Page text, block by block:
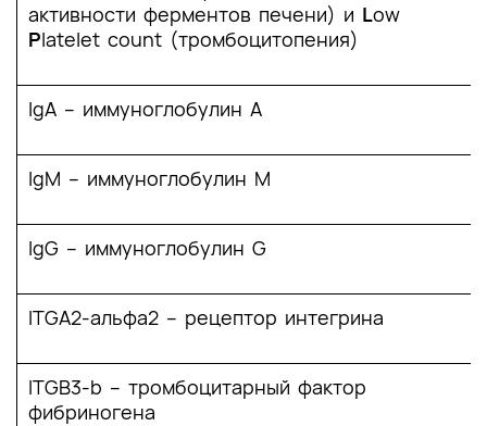
активности ферментов печени) и Lоw
Plаtelet соunt (тромбоцитопения)
IgA – иммуноглобулин A
IgM – иммуноглобулин М
IgG – иммуноглобулин G
ITGA2-альфа2 – рецептор интегрина
ITGB3-b – тромбоцитарный фактор
фибриногена